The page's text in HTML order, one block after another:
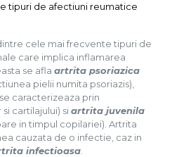
tipuri de afectiuni reumatice
cele mai frecvente tipuri de
care implica inflamarea
se afla artrita psoriazica
pielii numita psoriazis),
caracterizeaza prin
cartilajului) siartrita juvenila
in timpul copilariei). Artrita
cauzata de o infectie, caz in
infectioasa.